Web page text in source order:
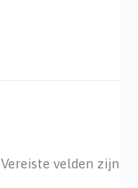
Vereiste velden zijn